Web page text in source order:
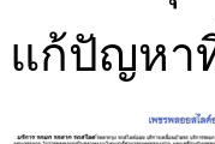
แก้ปัญหา